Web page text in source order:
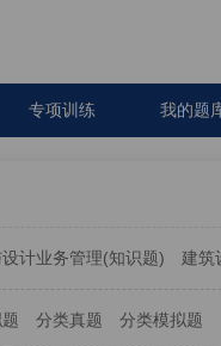
专项训练 我的题
计业务管理(知识题) 建筑
分类真题 分类模拟题